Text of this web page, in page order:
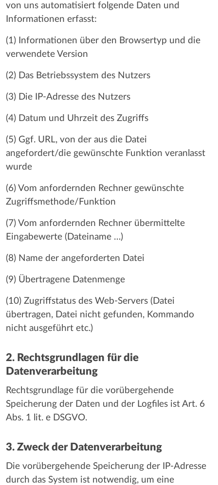
von uns automatisiert folgende Daten und
Informationen erfasst:
(1) Informationen über den Browsertyp und die
verwendete Version
(2) Das Betriebssystem des Nutzers
(3) Die IP-Adresse des Nutzers
(4) Datum und Uhrzeit des Zugriffs
(5) Ggf. URL, von der aus die Datei
angefordert/die gewünschte Funktion veranlasst
wurde
(6) Vom anfordernden Rechner gewünschte
Zugriffsmethode/Funktion
(7) Vom anfordernden Rechner übermittelte
Eingabewerte (Dateiname …)
(8) Name der angeforderten Datei
(9) Übertragene Datenmenge
(10) Zugriffstatus des Web-Servers (Datei
übertragen, Datei nicht gefunden, Kommando
nicht ausgeführt etc.)
2. Rechtsgrundlagen für die
Datenverarbeitung
Rechtsgrundlage für die vorübergehende
Speicherung der Daten und der Logfiles ist Art. 6
Abs. 1 lit. e DSGVO.
3. Zweck der Datenverarbeitung
Die vorübergehende Speicherung der IP-Adresse
durch das System ist notwendig, um eine